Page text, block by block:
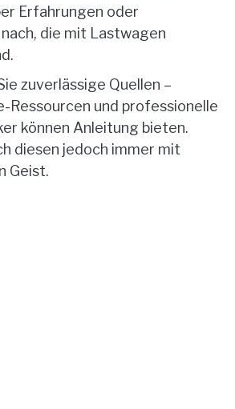
Erfahrungen oder
die mit Lastwagen
zuverlässige Quellen –
Ressourcen und professionelle
können Anleitung bieten.
diesen jedoch immer mit
Geist.